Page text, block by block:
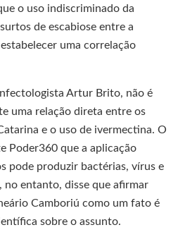
o uso indiscriminado da
de escabiose entre a
uma correlação
Artur Brito, não é
uma relação direta entre os
e o uso de ivermectina. O
Poder360 que a aplicação
pode produzir bactérias, vírus e
no entanto, disse que afirmar
Camboriú como um fato é
sobre o assunto.